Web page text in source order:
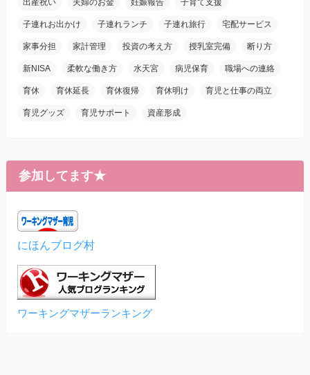
出産祝い 夫婦のお金 妊娠報告 子育て支援
子連れお出かけ 子連れランチ 子連れ旅行 宅配サービス
家事分担 家計管理 投資の考え方 授乳室完備 断り方
新NISA 柔軟な働き方 水天宮 病児保育 職場への連絡
育休 育休延長 育休復帰 育休明け 育児と仕事の両立
育児グッズ 育児サポート 資産形成
参加してます★
にほんブログ村
ワーキングマザーランキング